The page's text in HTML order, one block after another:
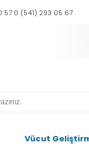
57 0 (541) 293 05 67
Vücut